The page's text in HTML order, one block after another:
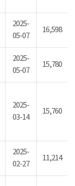
2025-
05-07
16,598
2025-
05-07
15,780
2025-
03-14
15,760
2025-
02-27
11,214